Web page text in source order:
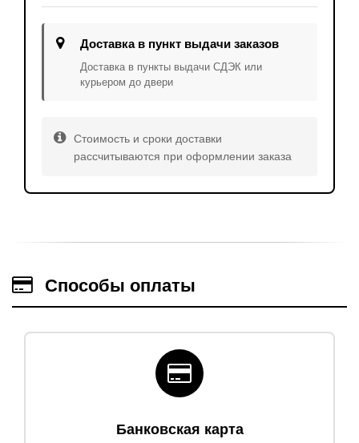
Доставка в пункт выдачи заказов
Доставка в пункты выдачи СДЭК или
курьером до двери
Стоимость и сроки доставки
рассчитываются при оформлении заказа
Способы оплаты
Банковская карта